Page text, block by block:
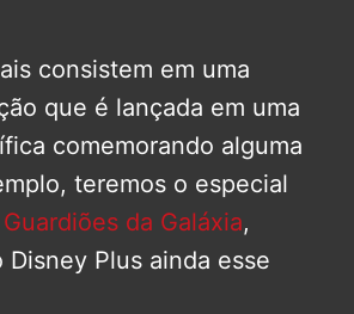
consistem em uma
que é lançada em uma
comemorando alguma
teremos o especial
Guardiões da Galáxia,
Disney Plus ainda esse